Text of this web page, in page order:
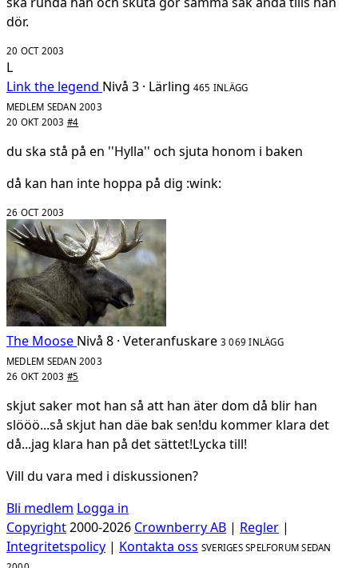
dör.
20 OCT 2003
L
Link the legend Nivå 3 · Lärling 465 INLÄGG
MEDLEM SEDAN 2003
20 OKT 2003 #4
du ska stå på en ''Hylla'' och sjuta honom i baken
då kan han inte hoppa på dig :wink:
26 OCT 2003
The Moose Nivå 8 · Veteranfuskare 3 069 INLÄGG
MEDLEM SEDAN 2003
26 OKT 2003 #5
skjut saker mot han så att han äter dom då blir han
slööö...så skjut han däe bak sen!du kommer klara det
då...jag klara han på det sättet!Lycka till!
Vill du vara med i diskussionen?
Bli medlem Logga in
Copyright2000-2026 Crownberry AB | Regler |
Integritetspolicy | Kontakta oss SVERIGES SPELFORUM SEDAN